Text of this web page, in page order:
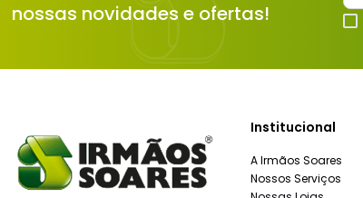
nossas novidades e ofertas!
Institucional
A Irmãos Soares
Nossos Serviços